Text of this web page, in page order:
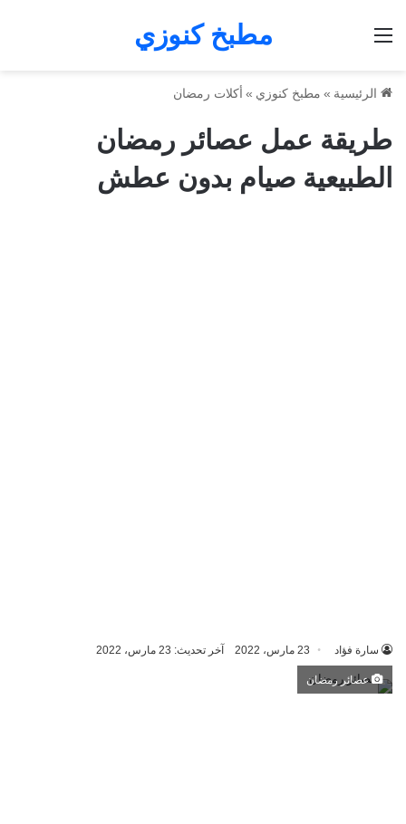
مطبخ كنوزي
الرئيسية » مطبخ كنوزي » أكلات رمضان
طريقة عمل عصائر رمضان
الطبيعية صيام بدون عطش
سارة فؤاد 23 مارس، 2022 آخر تحديث: 23 مارس، 2022
عصائر رمضان